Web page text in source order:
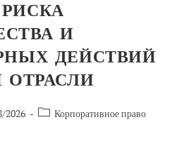
И
ДЕЙСТВИЙ
2026
Категория
Корпоративное право